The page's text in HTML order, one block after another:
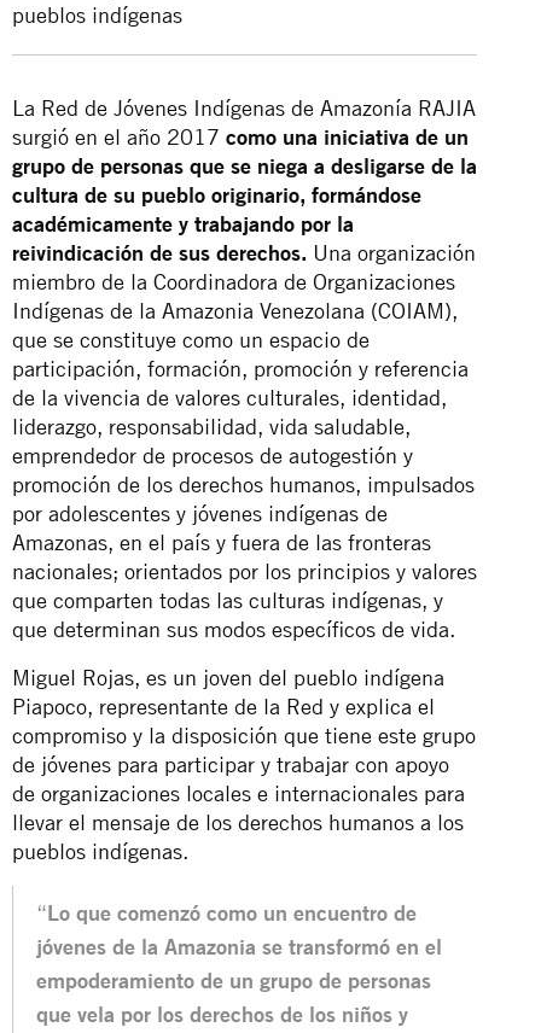
pueblos indígenas
La Red de Jóvenes Indígenas de Amazonía RAJIA
surgió en el año 2017 como una iniciativa de un
grupo de personas que se niega a desligarse de la
cultura de su pueblo originario, formándose
académicamente y trabajando por la
reivindicación de sus derechos. Una organización
miembro de la Coordinadora de Organizaciones
Indígenas de la Amazonia Venezolana (COIAM),
que se constituye como un espacio de
participación, formación, promoción y referencia
de la vivencia de valores culturales, identidad,
liderazgo, responsabilidad, vida saludable,
emprendedor de procesos de autogestión y
promoción de los derechos humanos, impulsados
por adolescentes y jóvenes indígenas de
Amazonas, en el país y fuera de las fronteras
nacionales; orientados por los principios y valores
que comparten todas las culturas indígenas, y
que determinan sus modos específicos de vida.
Miguel Rojas, es un joven del pueblo indígena
Piapoco, representante de la Red y explica el
compromiso y la disposición que tiene este grupo
de jóvenes para participar y trabajar con apoyo
de organizaciones locales e internacionales para
llevar el mensaje de los derechos humanos a los
pueblos indígenas.
“Lo que comenzó como un encuentro de
jóvenes de la Amazonia se transformó en el
empoderamiento de un grupo de personas
que vela por los derechos de los niños y